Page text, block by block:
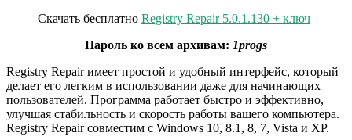
Скачать бесплатно Registry Repair 5.0.1.130 + ключ
Пароль ко всем архивам: 1progs
Registry Repair имеет простой и удобный интерфейс, который
делает его легким в использовании даже для начинающих
пользователей. Программа работает быстро и эффективно,
улучшая стабильность и скорость работы вашего компьютера.
Registry Repair совместим с Windows 10, 8.1, 8, 7, Vista и XP.